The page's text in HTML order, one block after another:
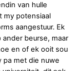
van hulle
my potensiaal
aangestuur. Ek
ander beurse, maar
en of ek ooit sou
pa met die nuwe